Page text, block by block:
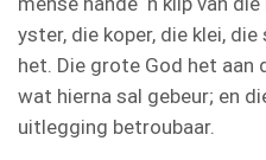
yster, die koper, die klei,
het. Die grote God het aan
wat hierna sal gebeur; en
uitlegging betroubaar.